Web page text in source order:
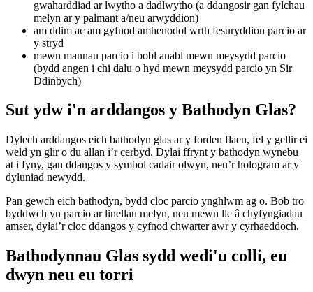
gwaharddiad ar lwytho a dadlwytho (a ddangosir gan fylchau
melyn ar y palmant a/neu arwyddion)
am ddim ac am gyfnod amhenodol wrth fesuryddion parcio ar
y stryd
mewn mannau parcio i bobl anabl mewn meysydd parcio
(bydd angen i chi dalu o hyd mewn meysydd parcio yn Sir
Ddinbych)
Sut ydw i'n arddangos y Bathodyn Glas?
Dylech arddangos eich bathodyn glas ar y forden flaen, fel y gellir ei
weld yn glir o du allan i’r cerbyd. Dylai ffrynt y bathodyn wynebu
at i fyny, gan ddangos y symbol cadair olwyn, neu’r hologram ar y
dyluniad newydd.
Pan gewch eich bathodyn, bydd cloc parcio ynghlwm ag o. Bob tro
byddwch yn parcio ar linellau melyn, neu mewn lle â chyfyngiadau
amser, dylai’r cloc ddangos y cyfnod chwarter awr y cyrhaeddoch.
Bathodynnau Glas sydd wedi'u colli, eu
dwyn neu eu torri